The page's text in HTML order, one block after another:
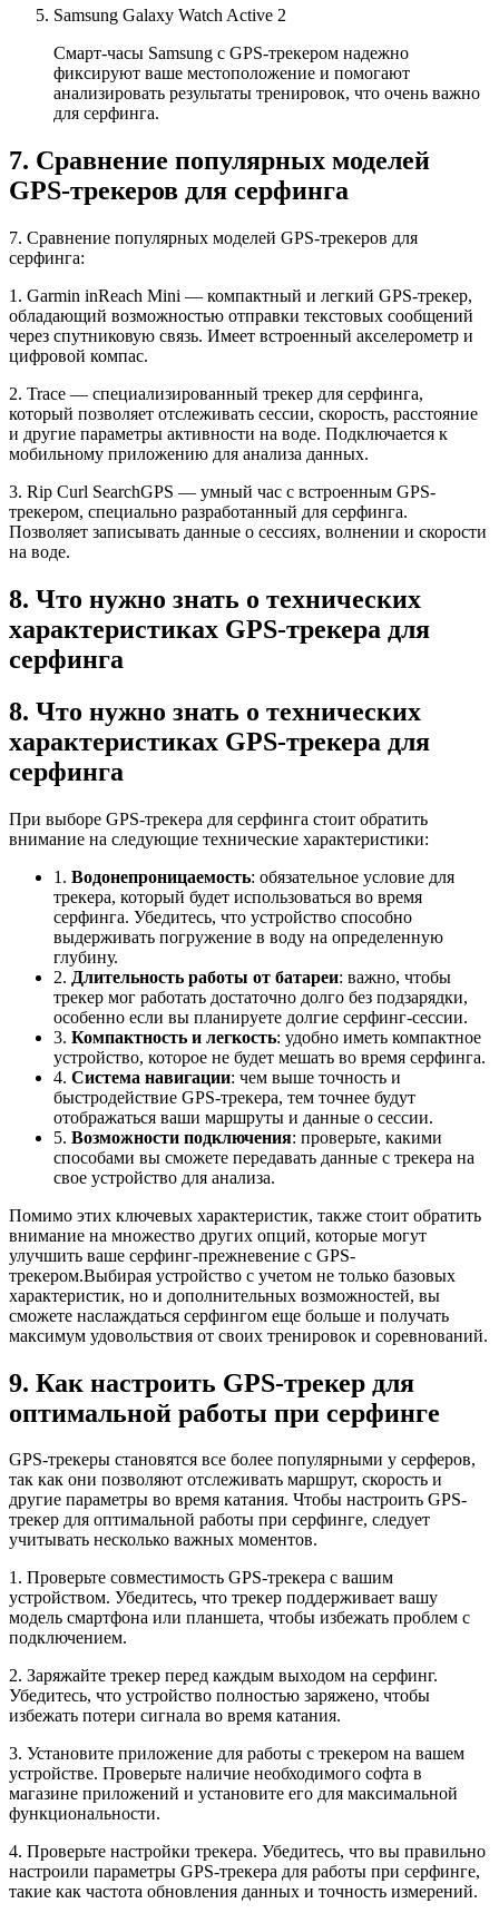
Samsung Galaxy Watch Active 2
Смарт-часы Samsung с GPS-трекером надежно
фиксируют ваше местоположение и помогают
анализировать результаты тренировок, что очень важно
для серфинга.
7. Сравнение популярных моделей
GPS-трекеров для серфинга
7. Сравнение популярных моделей GPS-трекеров для
серфинга:
1. Garmin inReach Mini — компактный и легкий GPS-трекер,
обладающий возможностью отправки текстовых сообщений
через спутниковую связь. Имеет встроенный акселерометр и
цифровой компас.
2. Trace — специализированный трекер для серфинга,
который позволяет отслеживать сессии, скорость, расстояние
и другие параметры активности на воде. Подключается к
мобильному приложению для анализа данных.
3. Rip Curl SearchGPS — умный час с встроенным GPS-
трекером, специально разработанный для серфинга.
Позволяет записывать данные о сессиях, волнении и скорости
на воде.
8. Что нужно знать о технических
характеристиках GPS-трекера для
серфинга
8. Что нужно знать о технических
характеристиках GPS-трекера для
серфинга
При выборе GPS-трекера для серфинга стоит обратить
внимание на следующие технические характеристики:
1. Водонепроницаемость: обязательное условие для
трекера, который будет использоваться во время
серфинга. Убедитесь, что устройство способно
выдерживать погружение в воду на определенную
глубину.
2. Длительность работы от батареи: важно, чтобы
трекер мог работать достаточно долго без подзарядки,
особенно если вы планируете долгие серфинг-сессии.
3. Компактность и легкость: удобно иметь компактное
устройство, которое не будет мешать во время серфинга.
4. Система навигации: чем выше точность и
быстродействие GPS-трекера, тем точнее будут
отображаться ваши маршруты и данные о сессии.
5. Возможности подключения: проверьте, какими
способами вы сможете передавать данные с трекера на
свое устройство для анализа.
Помимо этих ключевых характеристик, также стоит обратить
внимание на множество других опций, которые могут
улучшить ваше серфинг-прежневение с GPS-
трекером.Выбирая устройство с учетом не только базовых
характеристик, но и дополнительных возможностей, вы
сможете наслаждаться серфингом еще больше и получать
максимум удовольствия от своих тренировок и соревнований.
9. Как настроить GPS-трекер для
оптимальной работы при серфинге
GPS-трекеры становятся все более популярными у серферов,
так как они позволяют отслеживать маршрут, скорость и
другие параметры во время катания. Чтобы настроить GPS-
трекер для оптимальной работы при серфинге, следует
учитывать несколько важных моментов.
1. Проверьте совместимость GPS-трекера с вашим
устройством. Убедитесь, что трекер поддерживает вашу
модель смартфона или планшета, чтобы избежать проблем с
подключением.
2. Заряжайте трекер перед каждым выходом на серфинг.
Убедитесь, что устройство полностью заряжено, чтобы
избежать потери сигнала во время катания.
3. Установите приложение для работы с трекером на вашем
устройстве. Проверьте наличие необходимого софта в
магазине приложений и установите его для максимальной
функциональности.
4. Проверьте настройки трекера. Убедитесь, что вы правильно
настроили параметры GPS-трекера для работы при серфинге,
такие как частота обновления данных и точность измерений.